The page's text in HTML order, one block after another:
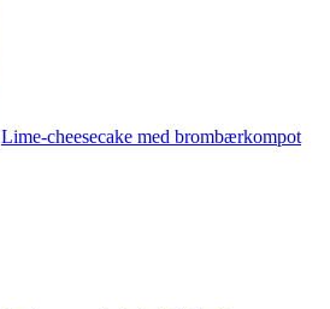
Lime-cheesecake med brombærkompot